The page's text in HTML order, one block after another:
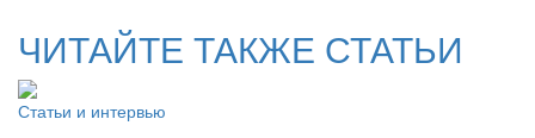
ЧИТАЙТЕ ТАКЖЕ СТАТЬИ
Статьи и интервью